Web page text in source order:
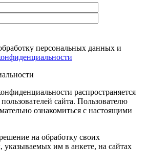
персональных данных и
распространяется
сайта. Пользователю
ознакомиться с настоящими
на обработку своих
им в анкете, на сайтах